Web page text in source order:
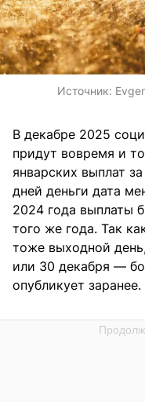
Источник:
В декабре 2025
придут вовремя и
январских выплат
дней деньги дата
2024 года выплаты
того же года. Так
тоже выходной
или 30 декабря —
опубликует заранее.